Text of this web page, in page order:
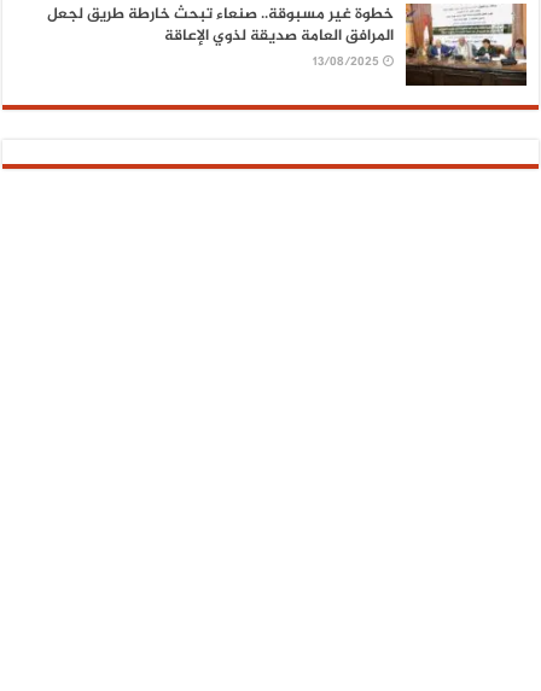
خطوة غير مسبوقة.. صنعاء تبحث خارطة طريق لجعل
المرافق العامة صديقة لذوي الإعاقة
13/08/2025